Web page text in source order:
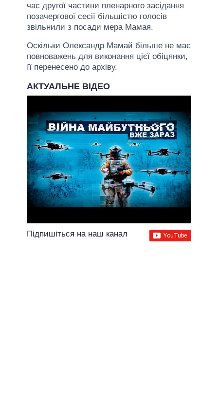
час другої частини пленарного засідання
позачергової сесії більшістю голосів
звільнили з посади мера Мамая.
Оскільки Олександр Мамай більше не має
повноважень для виконання цієї обіцянки,
її перенесено до архіву.
АКТУАЛЬНЕ ВІДЕО
Підпишіться на наш канал